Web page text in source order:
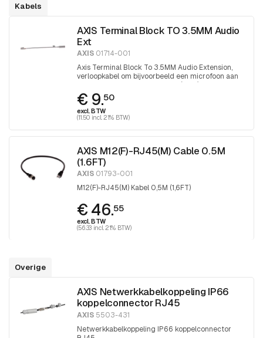
Kabels
AXIS Terminal Block TO 3.5MM Audio
Ext
AXIS 01714-001
Axis Terminal Block To 3.5MM Audio Extension,
verloopkabel om bijvoorbeeld een microfoon aan
te sluiten op o.a. een P32xx-LV (-LVE) camera
€ 9.50
excl. BTW
(11.50 incl. 21% BTW)
AXIS M12(F)-RJ45(M) Cable 0.5M
(1.6FT)
AXIS 01793-001
M12(F)-RJ45(M) Kabel 0,5M (1,6FT)
€ 46.55
excl. BTW
(56.33 incl. 21% BTW)
Overige
AXIS Netwerkkabelkoppeling IP66
koppelconnector RJ45
AXIS 5503-431
Netwerkkabelkoppeling IP66 koppelconnector